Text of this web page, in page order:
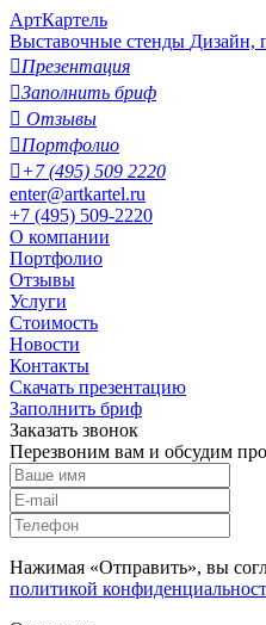
АртКартель
Выставочные стенды Дизайн,
Презентация
Заполнить бриф
 Отзывы
Портфолио
+7 (495) 509 2220
enter@artkartel.ru
+7 (495) 509-2220
О компании
Портфолио
Отзывы
Услуги
Стоимость
Новости
Контакты
Скачать презентацию
Заполнить бриф
Заказать звонок
Перезвоним вам и обсудим
Нажимая «Отправить», вы
политикой